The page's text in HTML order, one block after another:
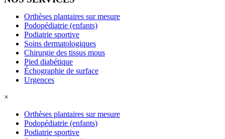
Orthèses plantaires sur mesure
Podopédiatrie (enfants)
Podiatrie sportive
Soins dermatologiques
Chirurgie des tissus mous
Pied diabétique
Échographie de surface
Urgences
×
Orthèses plantaires sur mesure
Podopédiatrie (enfants)
Podiatrie sportive